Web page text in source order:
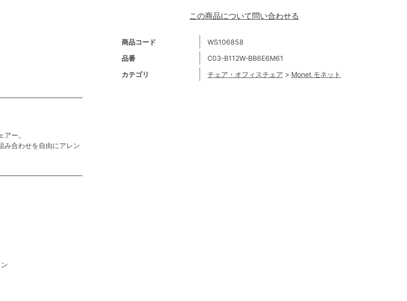
ー。
み合わせを自由にアレン
商品コード
WS106858
品番
C03-B112W-BB6E6M61
カテゴリ
チェア・オフィスチェア > Monet モネット
この商品について問い合わせる